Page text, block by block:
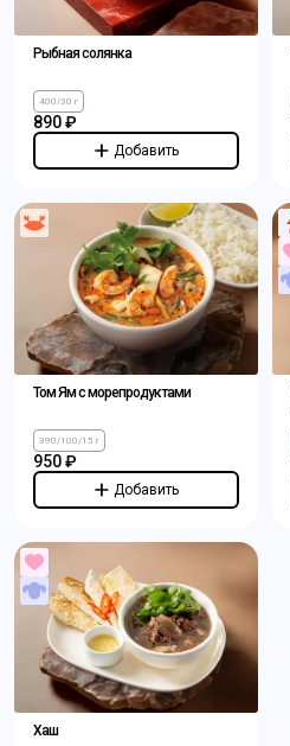
Рыбная солянка
400/30 г
890 ₽
Добавить
Том Ям с морепродуктами
390/100/15 г
950 ₽
Добавить
Хаш